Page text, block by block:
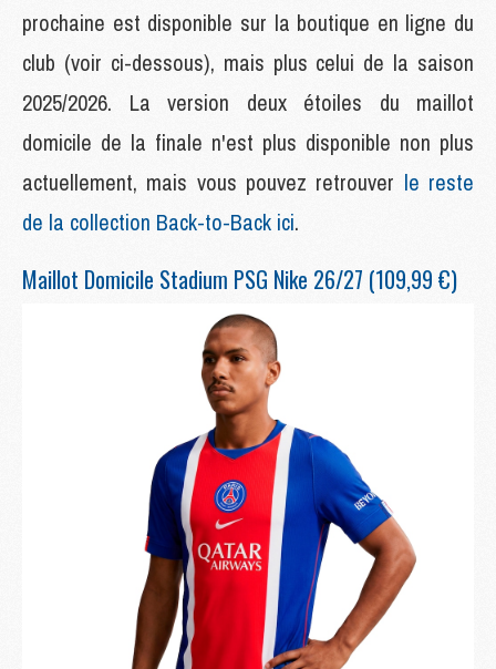
prochaine est disponible sur la boutique en ligne du
club (voir ci-dessous), mais plus celui de la saison
2025/2026. La version deux étoiles du maillot
domicile de la finale n'est plus disponible non plus
actuellement, mais vous pouvez retrouver le reste
de la collection Back-to-Back ici.
Maillot Domicile Stadium PSG Nike 26/27 (109,99 €)